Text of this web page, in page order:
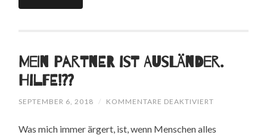
Mein Partner ist Ausländer.
Hilfe!??
SEPTEMBER 6, 2018 / KOMMENTARE DEAKTIVIERT
IST
Was mich immer ärgert, ist, wenn Menschen alles